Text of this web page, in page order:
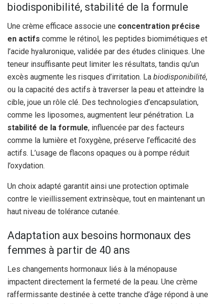
biodisponibilité, stabilité de la formule
Une crème efficace associe une concentration précise
en actifs comme le rétinol, les peptides biomimétiques et
l’acide hyaluronique, validée par des études cliniques. Une
teneur insuffisante peut limiter les résultats, tandis qu’un
excès augmente les risques d’irritation. La biodisponibilité,
ou la capacité des actifs à traverser la peau et atteindre la
cible, joue un rôle clé. Des technologies d’encapsulation,
comme les liposomes, augmentent leur pénétration. La
stabilité de la formule, influencée par des facteurs
comme la lumière et l’oxygène, préserve l’efficacité des
actifs. L’usage de flacons opaques ou à pompe réduit
l’oxydation.
Un choix adapté garantit ainsi une protection optimale
contre le vieillissement extrinsèque, tout en maintenant un
haut niveau de tolérance cutanée.
Adaptation aux besoins hormonaux des
femmes à partir de 40 ans
Les changements hormonaux liés à la ménopause
impactent directement la fermeté de la peau. Une crème
raffermissante destinée à cette tranche d’âge répond à une